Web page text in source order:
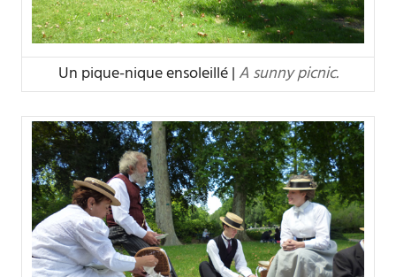
Un pique-nique ensoleillé | A sunny picnic.